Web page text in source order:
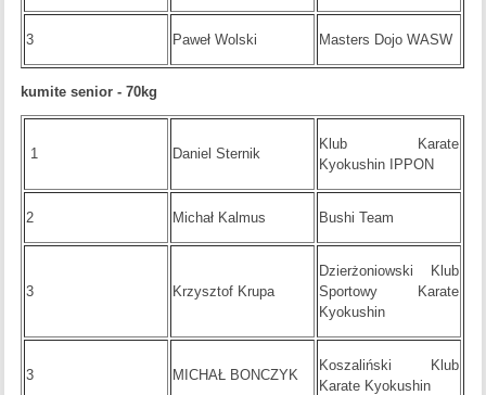
3 Paweł Wolski Masters Dojo WASW
kumite senior - 70kg
1 Daniel Sternik
Klub Karate
Kyokushin IPPON
2 Michał Kalmus Bushi Team
3 Krzysztof Krupa
Dzierżoniowski Klub
Sportowy Karate
Kyokushin
3 MICHAŁ BONCZYK
Koszaliński Klub
Karate Kyokushin